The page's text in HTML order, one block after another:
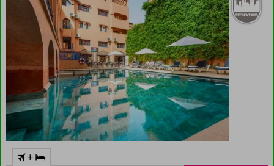
accommodatie wordt onder andere gelet op de ligging t.o.v.
eetgelegenheden en bezienswaardigheden.
+